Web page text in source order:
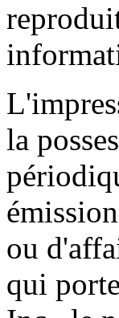
la
ou
qui